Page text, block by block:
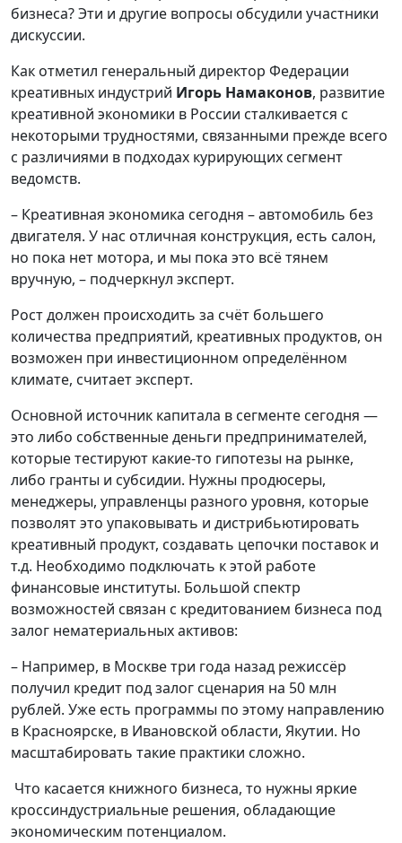
бизнеса? Эти и другие вопросы обсудили участники
дискуссии.
Как отметил генеральный директор Федерации
креативных индустрий Игорь Намаконов, развитие
креативной экономики в России сталкивается с
некоторыми трудностями, связанными прежде всего
с различиями в подходах курирующих сегмент
ведомств.
– Креативная экономика сегодня – автомобиль без
двигателя. У нас отличная конструкция, есть салон,
но пока нет мотора, и мы пока это всё тянем
вручную, – подчеркнул эксперт.
Рост должен происходить за счёт большего
количества предприятий, креативных продуктов, он
возможен при инвестиционном определённом
климате, считает эксперт.
Основной источник капитала в сегменте сегодня —
это либо собственные деньги предпринимателей,
которые тестируют какие-то гипотезы на рынке,
либо гранты и субсидии. Нужны продюсеры,
менеджеры, управленцы разного уровня, которые
позволят это упаковывать и дистрибьютировать
креативный продукт, создавать цепочки поставок и
т.д. Необходимо подключать к этой работе
финансовые институты. Большой спектр
возможностей связан с кредитованием бизнеса под
залог нематериальных активов:
– Например, в Москве три года назад режиссёр
получил кредит под залог сценария на 50 млн
рублей. Уже есть программы по этому направлению
в Красноярске, в Ивановской области, Якутии. Но
масштабировать такие практики сложно.
Что касается книжного бизнеса, то нужны яркие
кроссиндустриальные решения, обладающие
экономическим потенциалом.